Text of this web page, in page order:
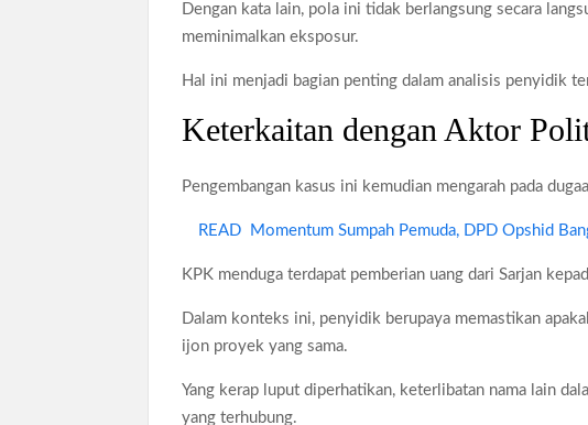
Dengan kata lain, pola ini tidak berlangsung secara
meminimalkan eksposur.
Hal ini menjadi bagian penting dalam analisis penyidik
Keterkaitan dengan Aktor
Pengembangan kasus ini kemudian mengarah pada
READ Momentum Sumpah Pemuda, DPD Opshid
KPK menduga terdapat pemberian uang dari Sarjan
Dalam konteks ini, penyidik berupaya memastikan
ijon proyek yang sama.
Yang kerap luput diperhatikan, keterlibatan nama lain
yang terhubung.